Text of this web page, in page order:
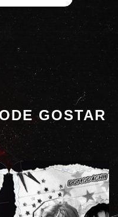
GOSTAR